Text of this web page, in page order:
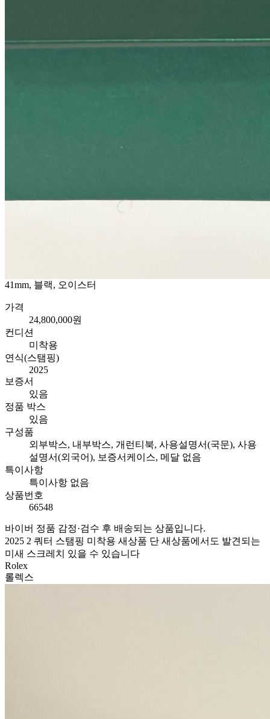
41mm, 블랙, 오이스터
가격
24,800,000원
컨디션
미착용
연식(스탬핑)
2025
보증서
있음
정품 박스
있음
구성품
외부박스, 내부박스, 개런티북, 사용설명서(국문), 사용
설명서(외국어), 보증서케이스, 메달 없음
특이사항
특이사항 없음
상품번호
66548
바이버 정품 감정·검수 후 배송되는 상품입니다.
2025 2 쿼터 스탬핑 미착용 새상품 단 새상품에서도 발견되는
미새 스크레치 있을 수 있습니다
Rolex
롤렉스